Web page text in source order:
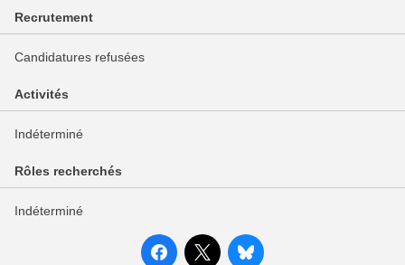
Recrutement
Candidatures refusées
Activités
Indéterminé
Rôles recherchés
Indéterminé